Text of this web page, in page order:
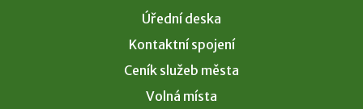
Úřední deska
Kontaktní spojení
Ceník služeb města
Volná místa